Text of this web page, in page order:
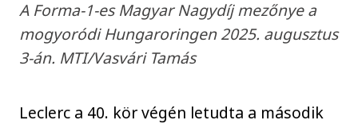
A Forma-1-es Magyar Nagydíj mezőnye a
mogyoródi Hungaroringen 2025. augusztus
3-án. MTI/Vasvári Tamás
Leclerc a 40. kör végén letudta a második